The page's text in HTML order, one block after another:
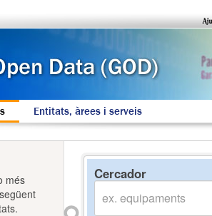
Entitats, àrees i serveis
Cercador
més